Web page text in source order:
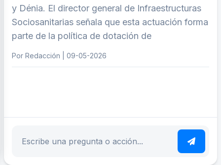
y Dénia. El director general de Infraestructuras
Sociosanitarias señala que esta actuación forma
parte de la política de dotación de
Por Redacción | 09-05-2026
Escribe tu pregunta